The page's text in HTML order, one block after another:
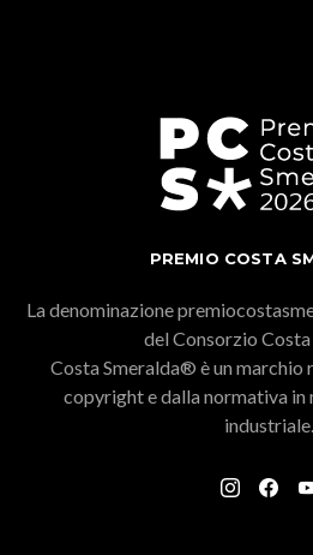
PREMIO COSTA
La denominazione
del Consorzio Costa
Costa Smeralda® è un
copyright e dalla normativa
industriale.